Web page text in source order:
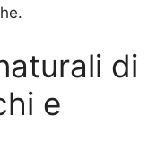
di
e